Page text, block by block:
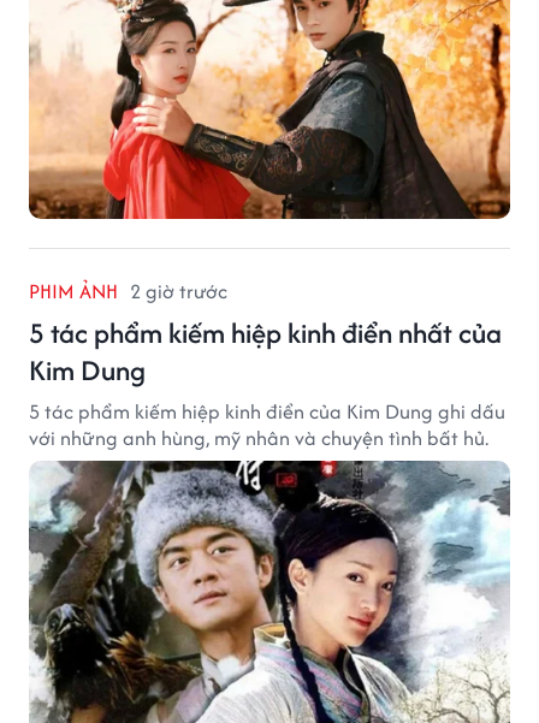
PHIM ẢNH 2 giờ trước
5 tác phẩm kiếm hiệp kinh điển nhất của
Kim Dung
5 tác phẩm kiếm hiệp kinh điển của Kim Dung ghi dấu
với những anh hùng, mỹ nhân và chuyện tình bất hủ.